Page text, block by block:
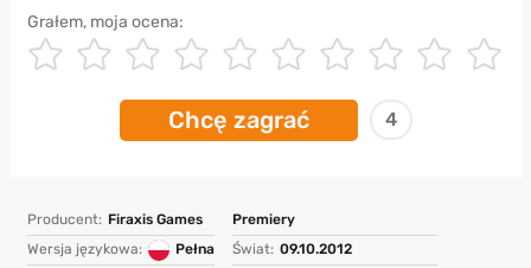
Grałem, moja ocena:
Chcę zagrać 4
Producent: Firaxis Games
Wersja językowa:
Pełna
Premiery
Świat: 09.10.2012